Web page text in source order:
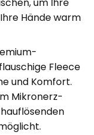
um Ihre
Hände warm
Fleece
und Komfort.
Mikronerz-